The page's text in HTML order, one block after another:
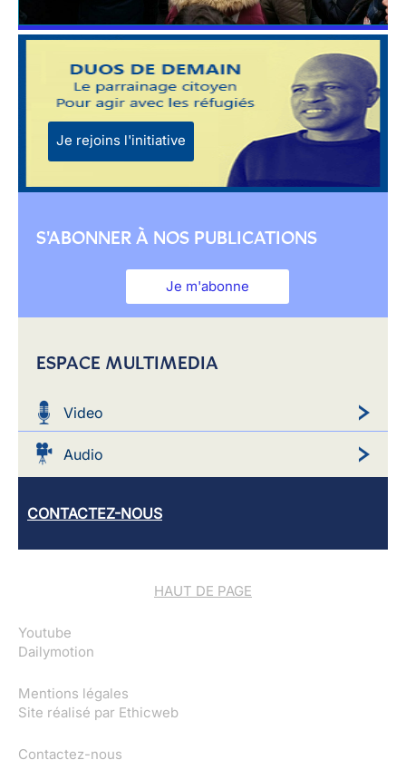
Je rejoins l'initiative
S'ABONNER À NOS PUBLICATIONS
Je m'abonne
ESPACE MULTIMEDIA
Video
Audio
CONTACTEZ-NOUS
HAUT DE PAGE
Youtube
Dailymotion
Mentions légales
Site réalisé par Ethicweb
Contactez-nous